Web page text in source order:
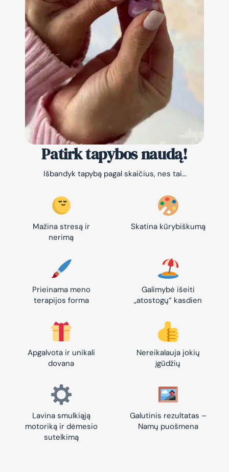
Patirk tapybos naudą!
Išbandyk tapybą pagal skaičius, nes tai…
Mažina stresą ir
nerimą
Skatina kūrybiškumą
Prieinama meno
terapijos forma
Galimybė išeiti
„atostogų“ kasdien
Apgalvota ir unikali
dovana
Nereikalauja jokių
įgūdžių
Lavina smulkiąją
motoriką ir dėmesio
sutelkimą
Galutinis rezultatas –
Namų puošmena